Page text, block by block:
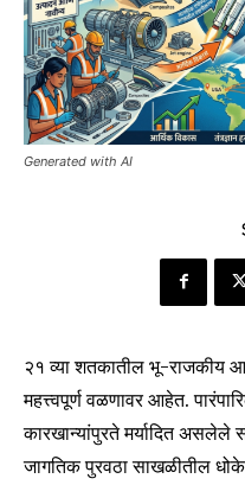
Generated with AI
२१ व्या शतकातील भू-राजकीय
महत्त्वपूर्ण वळणावर आहेत.
कारखान्यांपुरते मर्यादित असलेले
जागतिक पुरवठा साखळीतील